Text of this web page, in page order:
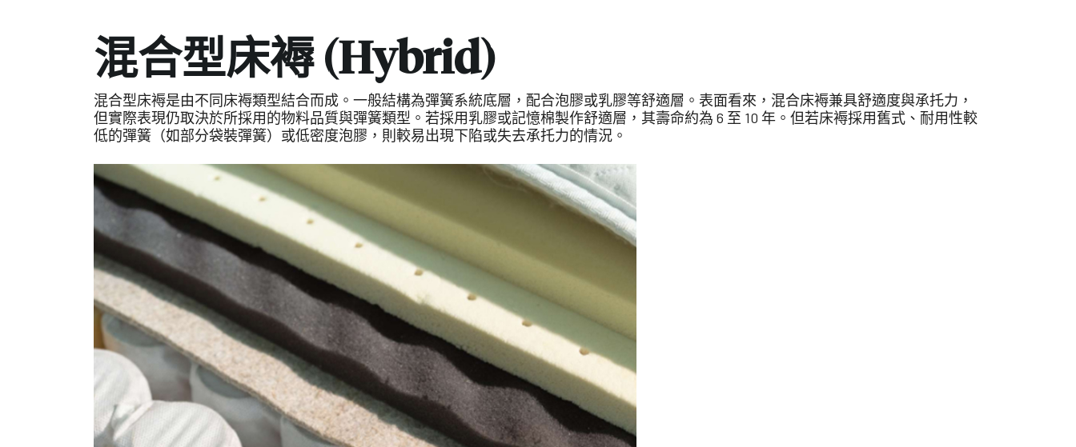
混合型床褥 (Hybrid)
混合型床褥是由不同床褥類型結合而成。一般結構為彈簧系統底層，配合泡膠或乳膠等舒適層。表面看來，混合床褥兼具舒適度與承托力，
但實際表現仍取決於所採用的物料品質與彈簧類型。若採用乳膠或記憶棉製作舒適層，其壽命約為 6 至 10 年。但若床褥採用舊式、耐用性較
低的彈簧（如部分袋裝彈簧）或低密度泡膠，則較易出現下陷或失去承托力的情況。